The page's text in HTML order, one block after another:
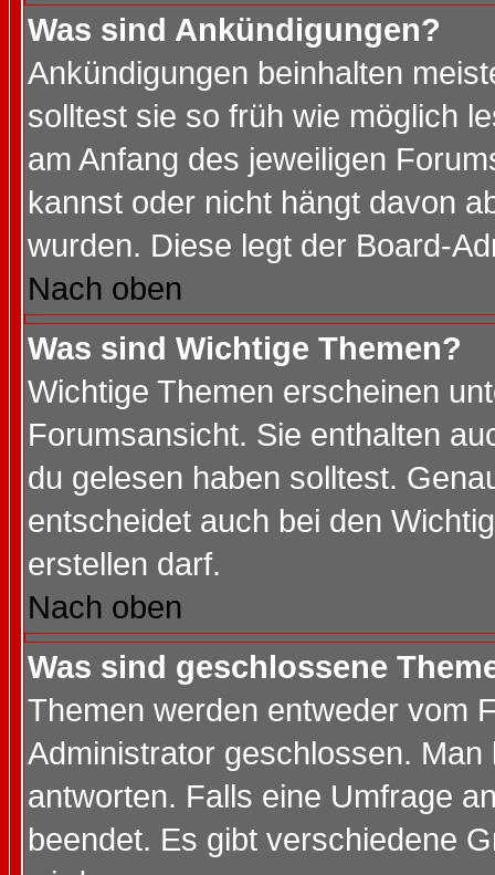
Was sind Ankündigungen?
Ankündigungen beinhalten
solltest sie so früh wie möglich
am Anfang des jeweiligen
kannst oder nicht hängt davon
wurden. Diese legt der Board-
Nach oben
Was sind Wichtige Themen?
Wichtige Themen erscheinen
Forumsansicht. Sie enthalten
du gelesen haben solltest.
entscheidet auch bei den
erstellen darf.
Nach oben
Was sind geschlossene
Themen werden entweder vom
Administrator geschlossen.
antworten. Falls eine Umfrage
beendet. Es gibt verschiedene